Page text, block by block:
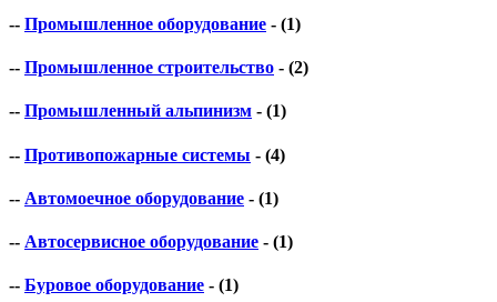
-- Промышленное оборудование - (1)
-- Промышленное строительство - (2)
-- Промышленный альпинизм - (1)
-- Противопожарные системы - (4)
-- Автомоечное оборудование - (1)
-- Автосервисное оборудование - (1)
-- Буровое оборудование - (1)